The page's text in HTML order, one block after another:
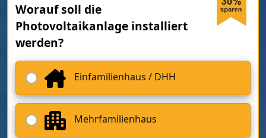
Worauf soll die
Photovoltaikanlage installiert
werden?
Einfamilienhaus / DHH
Mehrfamilienhaus